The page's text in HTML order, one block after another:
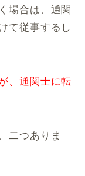
場合は、通関
て従事するし
、通関士に転
二つありま